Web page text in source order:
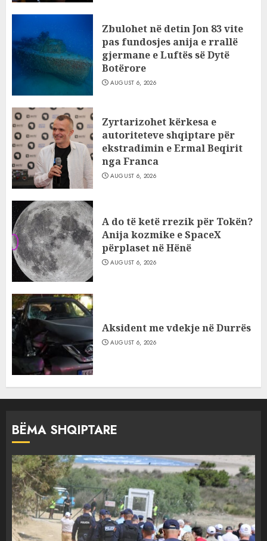
Zbulohet në detin Jon 83 vite
pas fundosjes anija e rrallë
gjermane e Luftës së Dytë
Botërore
AUGUST 6, 2026
Zyrtarizohet kërkesa e
autoriteteve shqiptare për
ekstradimin e Ermal Beqirit
nga Franca
AUGUST 6, 2026
A do të ketë rrezik për Tokën?
Anija kozmike e SpaceX
përplaset në Hënë
AUGUST 6, 2026
Aksident me vdekje në Durrës
AUGUST 6, 2026
BËMA SHQIPTARE